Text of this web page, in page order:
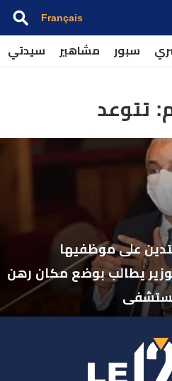
Français
سبور مشاهير سيدتي
تتوعد
على موظفيها
يطالب بوضع مكان رهن